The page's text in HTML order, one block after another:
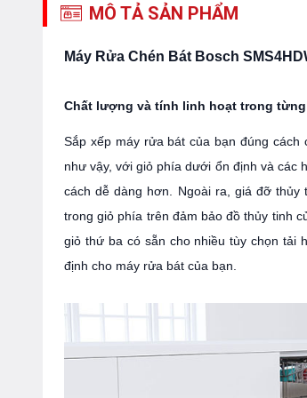
MÔ TẢ SẢN PHẨM
Máy Rửa Chén Bát Bosch
Chất lượng và tính linh hoạt trong
Sắp xếp máy rửa bát của bạn đúng
như vậy, với giỏ phía dưới ổn định và các
cách dễ dàng hơn. Ngoài ra, giá đỡ
trong giỏ phía trên đảm bảo đồ thủy tinh
giỏ thứ ba có sẵn cho nhiều tùy chọn tải
định cho máy rửa bát của bạn.